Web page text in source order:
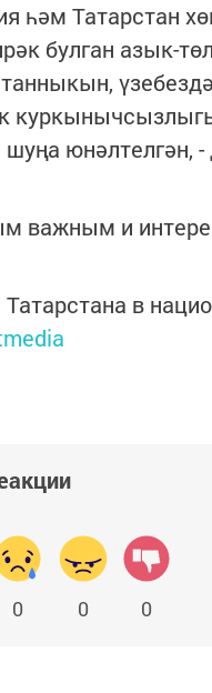
һәм Татарстан
булган азык-
юнәлтелгән,
важным и
Татарстана в
0 0 0